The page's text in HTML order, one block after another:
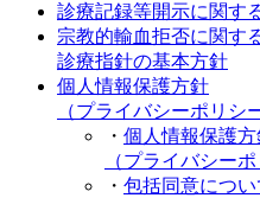
診療記録等開示に関す
宗教的輸血拒否に関す
診療指針の基本方針
個人情報保護方針
（プライバシーポリシ
・ 個人情報保護方
（プライバシーポ
・ 包括同意につい